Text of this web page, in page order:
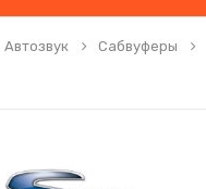
Автозвук Сабвуферы